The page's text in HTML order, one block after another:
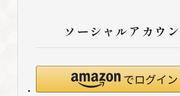
ソーシャルアカウ